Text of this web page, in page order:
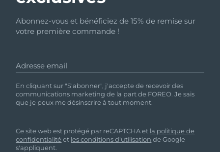
Abonnez-vous et bénéficiez de 15% de remise sur
votre première commande !
Adresse email
En cliquant sur "S'abonner", j'accepte de recevoir des
communications marketing de la part de FOREO. Je sais
que je peux me désinscrire à tout moment.
Ce site web est protégé par reCAPTCHA et la politique de
confidentialité et les conditions d'utilisation de Google
s'appliquent.